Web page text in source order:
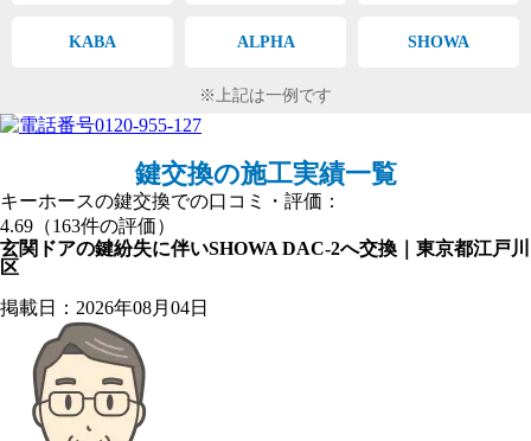
KABA ALPHA SHOWA
上記は一例です
鍵交換の施工実績一覧
キーホースの鍵交換での口コミ・評価：
4.69（163件の評価）
玄関ドアの鍵紛失に伴いSHOWA DAC-2へ交換｜東京都江戸川
区
掲載日：2026年08月04日